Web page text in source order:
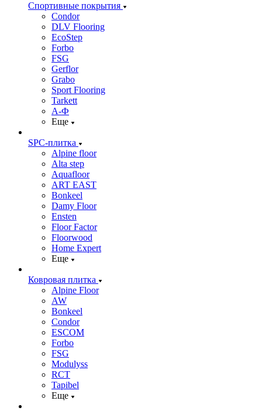
Спортивные покрытия
Condor
DLV Flooring
EcoStep
Forbo
FSG
Gerflor
Grabo
Sport Flooring
Tarkett
А-Ф
Еще
SPC-плитка
Alpine floor
Alta step
Aquafloor
ART EAST
Bonkeel
Damy Floor
Ensten
Floor Factor
Floorwood
Home Expert
Еще
Ковровая плитка
Alpine Floor
AW
Bonkeel
Condor
ESCOM
Forbo
FSG
Modulyss
RCT
Tapibel
Еще